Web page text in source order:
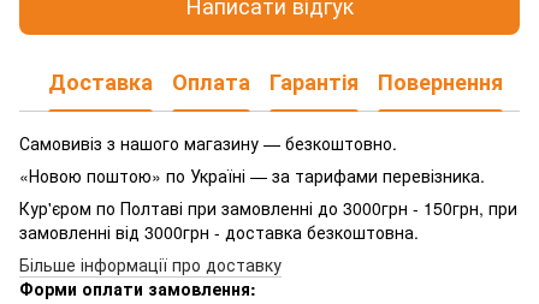
Доставка Оплата Гарантія Повернення
Самовивіз з нашого магазину — безкоштовно.
«Новою поштою» по Україні — за тарифами перевізника.
Кур'єром по Полтаві при замовленні до 3000грн - 150грн, при
замовленні від 3000грн - доставка безкоштовна.
Більше інформації про доставку
Форми оплати замовлення: